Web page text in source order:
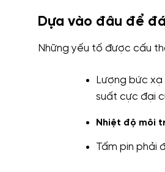
Dựa vào đâu để
Những yếu tố được cấu
Lượng bức
suất cực đại
Nhiệt độ môi
Tấm pin phải